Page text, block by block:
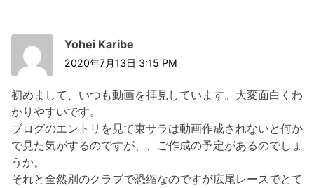
Yohei Karibe
2020年7月13日 3:15 PM
初めまして、いつも動画を拝見しています。大変面白くわ
かりやすいです。
ブログのエントリを見て東サラは動画作成されないと何か
で見た気がするのですが、、ご作成の予定があるのでしょ
うか。
それと全然別のクラブで恐縮なのですが広尾レースでとて